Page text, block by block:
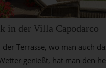
in der Villa Capodarco
der Terrasse, wo man auch
genießt, hat man den